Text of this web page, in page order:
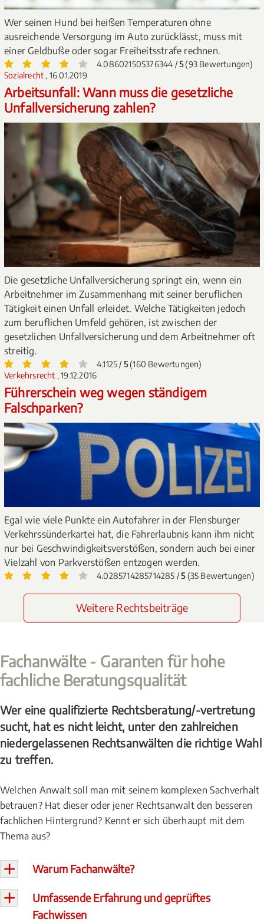
Wer seinen Hund bei heißen Temperaturen ohne
ausreichende Versorgung im Auto zurücklässt, muss mit
einer Geldbuße oder sogar Freiheitsstrafe rechnen.
4.086021505376344 /5(93 Bewertungen)
Sozialrecht, 16.01.2019
Arbeitsunfall: Wann muss die gesetzliche
Unfallversicherung zahlen?
Die gesetzliche Unfallversicherung springt ein, wenn ein
Arbeitnehmer im Zusammenhang mit seiner beruflichen
Tätigkeit einen Unfall erleidet. Welche Tätigkeiten jedoch
zum beruflichen Umfeld gehören, ist zwischen der
gesetzlichen Unfallversicherung und dem Arbeitnehmer oft
streitig.
4.1125 / 5(160 Bewertungen)
Verkehrsrecht , 19.12.2016
Führerschein weg wegen ständigem
Falschparken?
Egal wie viele Punkte ein Autofahrer in der Flensburger
Verkehrssünderkartei hat, die Fahrerlaubnis kann ihm nicht
nur bei Geschwindigkeitsverstößen, sondern auch bei einer
Vielzahl von Parkverstößen entzogen werden.
4.0285714285714285 /5(35 Bewertungen)
Weitere Rechtsbeiträge
Fachanwälte - Garanten für hohe
fachliche Beratungsqualität
Wer eine qualifizierte Rechtsberatung/-vertretung
sucht, hat es nicht leicht, unter den zahlreichen
niedergelassenen Rechtsanwälten die richtige Wahl
zu treffen.
Welchen Anwalt soll man mit seinem komplexen Sachverhalt
betrauen? Hat dieser oder jener Rechtsanwalt den besseren
fachlichen Hintergrund? Kennt er sich überhaupt mit dem
Thema aus?
Warum Fachanwälte?
Umfassende Erfahrung und geprüftes
Fachwissen